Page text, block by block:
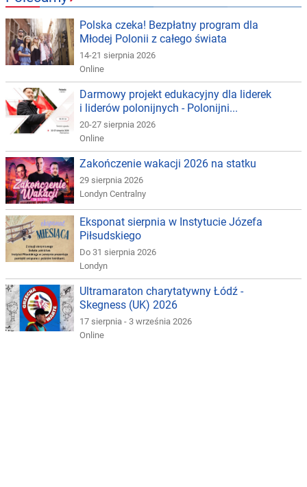
Polska czeka! Bezpłatny program dla
Młodej Polonii z całego świata
14-21 sierpnia 2026
Online
Darmowy projekt edukacyjny dla liderek
i liderów polonijnych - Polonijni...
20-27 sierpnia 2026
Online
Zakończenie wakacji 2026 na statku
29 sierpnia 2026
Londyn Centralny
Eksponat sierpnia w Instytucie Józefa
Piłsudskiego
Do 31 sierpnia 2026
Londyn
Ultramaraton charytatywny Łódź -
Skegness (UK) 2026
17 sierpnia - 3 września 2026
Online